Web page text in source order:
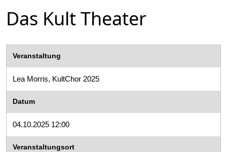
Das Kult Theater
Veranstaltung
Lea Morris, KultChor 2025
Datum
04.10.2025 12:00
Veranstaltungsort